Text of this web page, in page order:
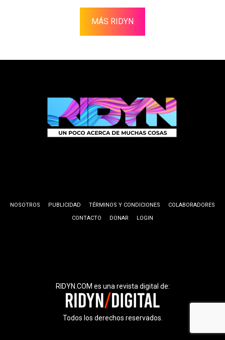
MÁS RIDYN
NOSOTROS PUBLICIDAD TÉRMINOS Y CONDICIONES
COLABORADORES
CONTACTO
DONAR LOGIN
RIDYN.COM es una revista digital de:
Todos los derechos reservados.